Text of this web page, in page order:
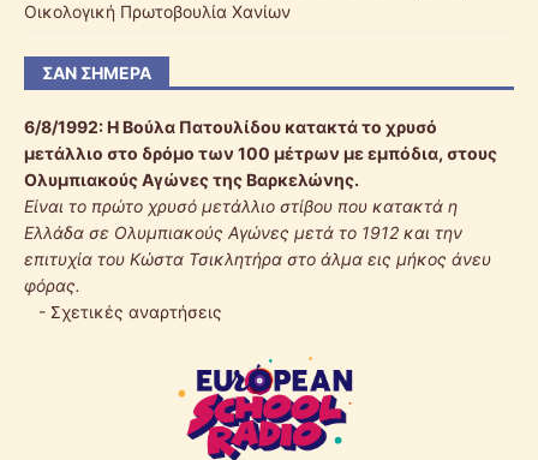
Οικολογική Πρωτοβουλία Χανίων
ΣΑΝ ΣΉΜΕΡΑ
6/8/1992: Η Βούλα Πατουλίδου κατακτά το χρυσό
μετάλλιο στο δρόμο των 100 μέτρων με εμπόδια, στους
Ολυμπιακούς Αγώνες της Βαρκελώνης.
Είναι το πρώτο χρυσό μετάλλιο στίβου που κατακτά η
Ελλάδα σε Ολυμπιακούς Αγώνες μετά το 1912 και την
επιτυχία του Κώστα Τσικλητήρα στο άλμα εις μήκος άνευ
φόρας.
- Σχετικές αναρτήσεις